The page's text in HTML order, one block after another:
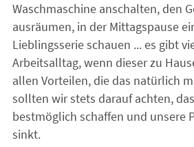
Waschmaschine anschalten, den
ausräumen, in der Mittagspause
Lieblingsserie schauen ... es gibt
Arbeitsalltag, wenn dieser zu
allen Vorteilen, die das natürlich
sollten wir stets darauf achten,
bestmöglich schaffen und unsere
sinkt.